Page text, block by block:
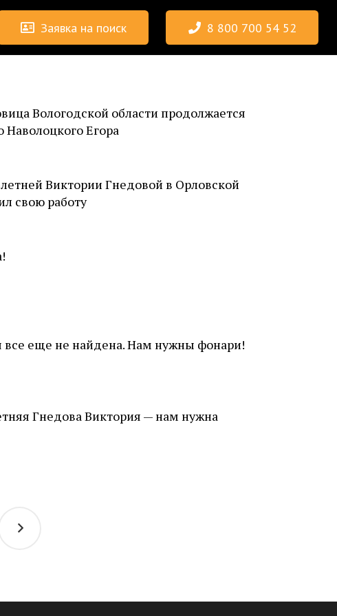
Заявка на поиск 8 800 700 54 52
Вологодской области продолжается
Наволоцкого Егора
Виктории Гнедовой в Орловской
свою работу
все еще не найдена. Нам нужны фонари!
Гнедова Виктория — нам нужна